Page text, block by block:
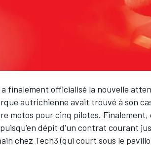
finalement officialisé la nouvelle
autrichienne avait trouvé à son
motos pour cinq pilotes. Finalement,
dépit d'un contrat courant
chez Tech3 (qui court sous le